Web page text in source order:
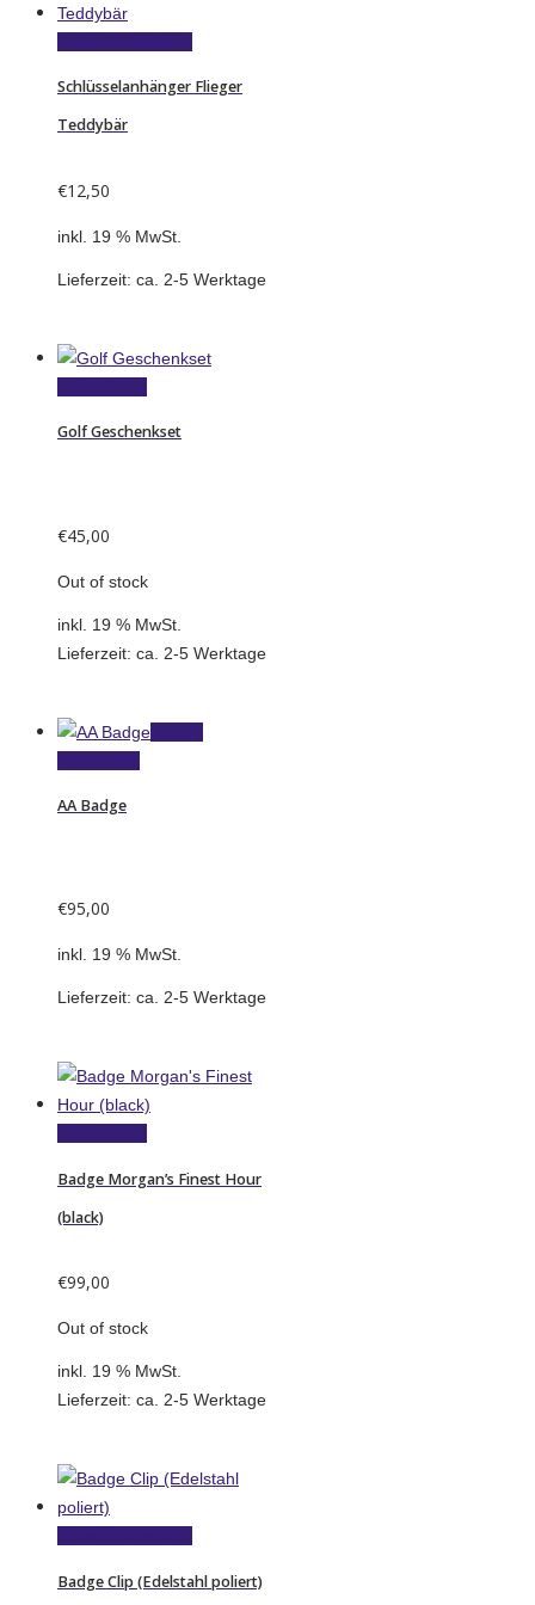
Schlüsselanhänger Flieger
Teddybär
€12,50
inkl. 19 % MwSt.
Lieferzeit: ca. 2-5 Werktage
Golf Geschenkset
€45,00
Out of stock
inkl. 19 % MwSt.
Lieferzeit: ca. 2-5 Werktage
AA Badge
€95,00
inkl. 19 % MwSt.
Lieferzeit: ca. 2-5 Werktage
Badge Morgan’s Finest Hour
(black)
€99,00
Out of stock
inkl. 19 % MwSt.
Lieferzeit: ca. 2-5 Werktage
Badge Clip (Edelstahl poliert)